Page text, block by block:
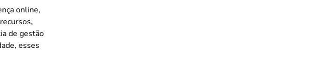
online,
de gestão
esses